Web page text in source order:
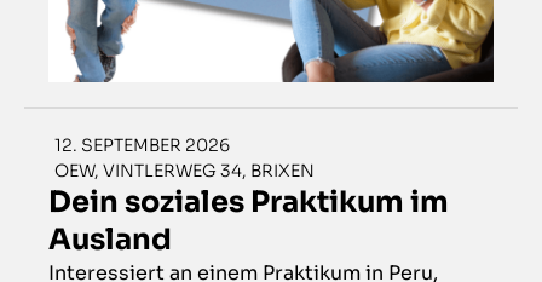
12. SEPTEMBER 2026
OEW, VINTLERWEG 34, BRIXEN
Dein soziales Praktikum im
Ausland
Interessiert an einem Praktikum in Peru,